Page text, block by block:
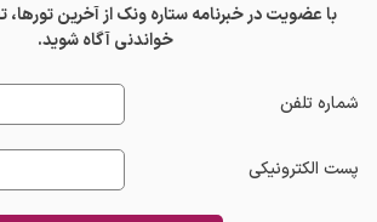
با عضویت در خبرنامه ستاره ونک از آخرین
خواندنی آگاه شوید.
شماره تلفن
پست الکترونیکی